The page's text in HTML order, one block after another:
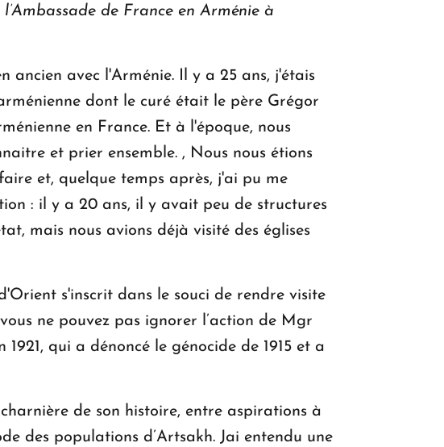
de France en Arménie à
ancien avec l'Arménie. Il y a 25 ans, j'étais
dont le curé était le père Grégor
en France. Et à l'époque, nous
et prier ensemble. , Nous nous étions
et, quelque temps après, j'ai pu me
: il y a 20 ans, il y avait peu de structures
mais nous avions déjà visité des églises
s'inscrit dans le souci de rendre visite
ne pouvez pas ignorer l’action de Mgr
qui a dénoncé le génocide de 1915 et a
de son histoire, entre aspirations à
des populations d’Artsakh. Jai entendu une